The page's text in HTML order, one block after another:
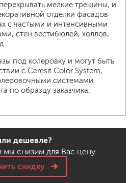
мелкие трещины, и
отделки фасадов
с частыми и интенсивными
стен вестибюлей, холлов,
под колеровку и могут быть
с Ceresit Color System,
системами.
по образцу заказчика.
дешевле?
снизим для Вас цену.
скидку